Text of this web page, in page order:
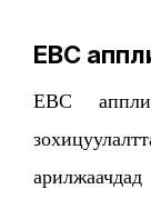
EBC
EBC